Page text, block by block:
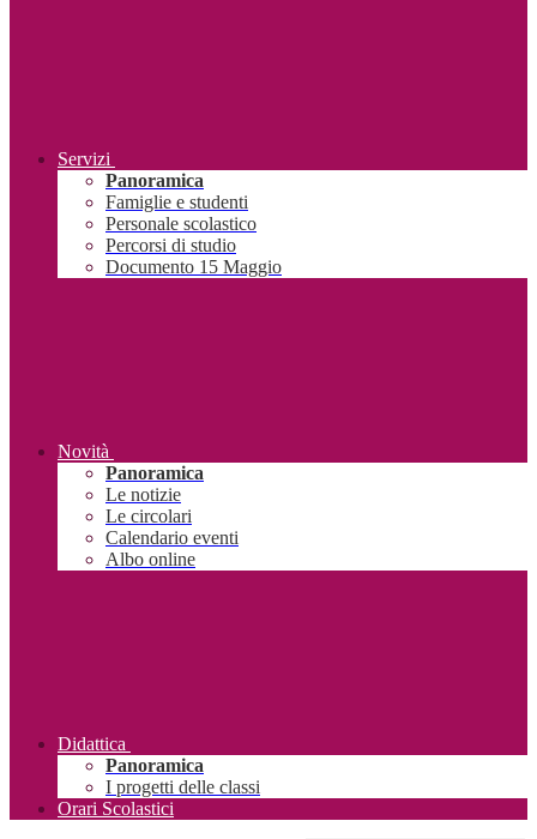
Servizi
Panoramica
Famiglie e studenti
Personale scolastico
Percorsi di studio
Documento 15 Maggio
Novità
Panoramica
Le notizie
Le circolari
Calendario eventi
Albo online
Didattica
Panoramica
I progetti delle classi
Orari Scolastici